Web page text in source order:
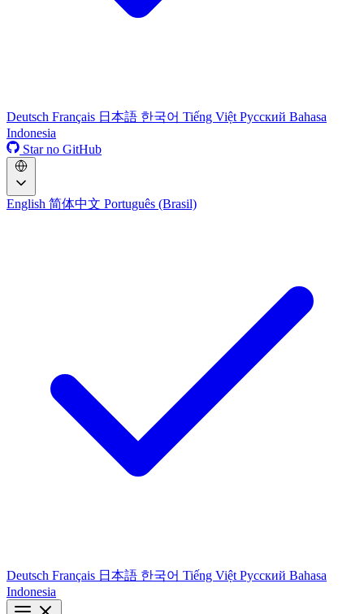
Deutsch Français 日本語 한국어 Tiếng Việt Русский Bahasa
Indonesia
Star no GitHub
English 简体中文 Português (Brasil)
Deutsch Français 日本語 한국어 Tiếng Việt Русский Bahasa
Indonesia